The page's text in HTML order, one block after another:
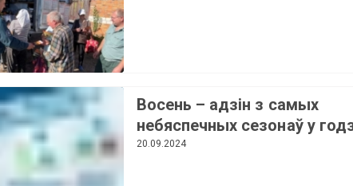
Восень – адзін з самых
небяспечных сезонаў у
для ўсіх удзельнікаў
20.09.2024